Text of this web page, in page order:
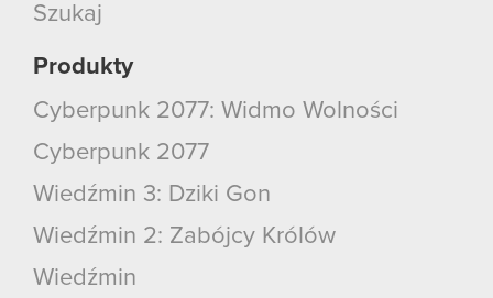
Szukaj
Produkty
Cyberpunk 2077: Widmo Wolności
Cyberpunk 2077
Wiedźmin 3: Dziki Gon
Wiedźmin 2: Zabójcy Królów
Wiedźmin